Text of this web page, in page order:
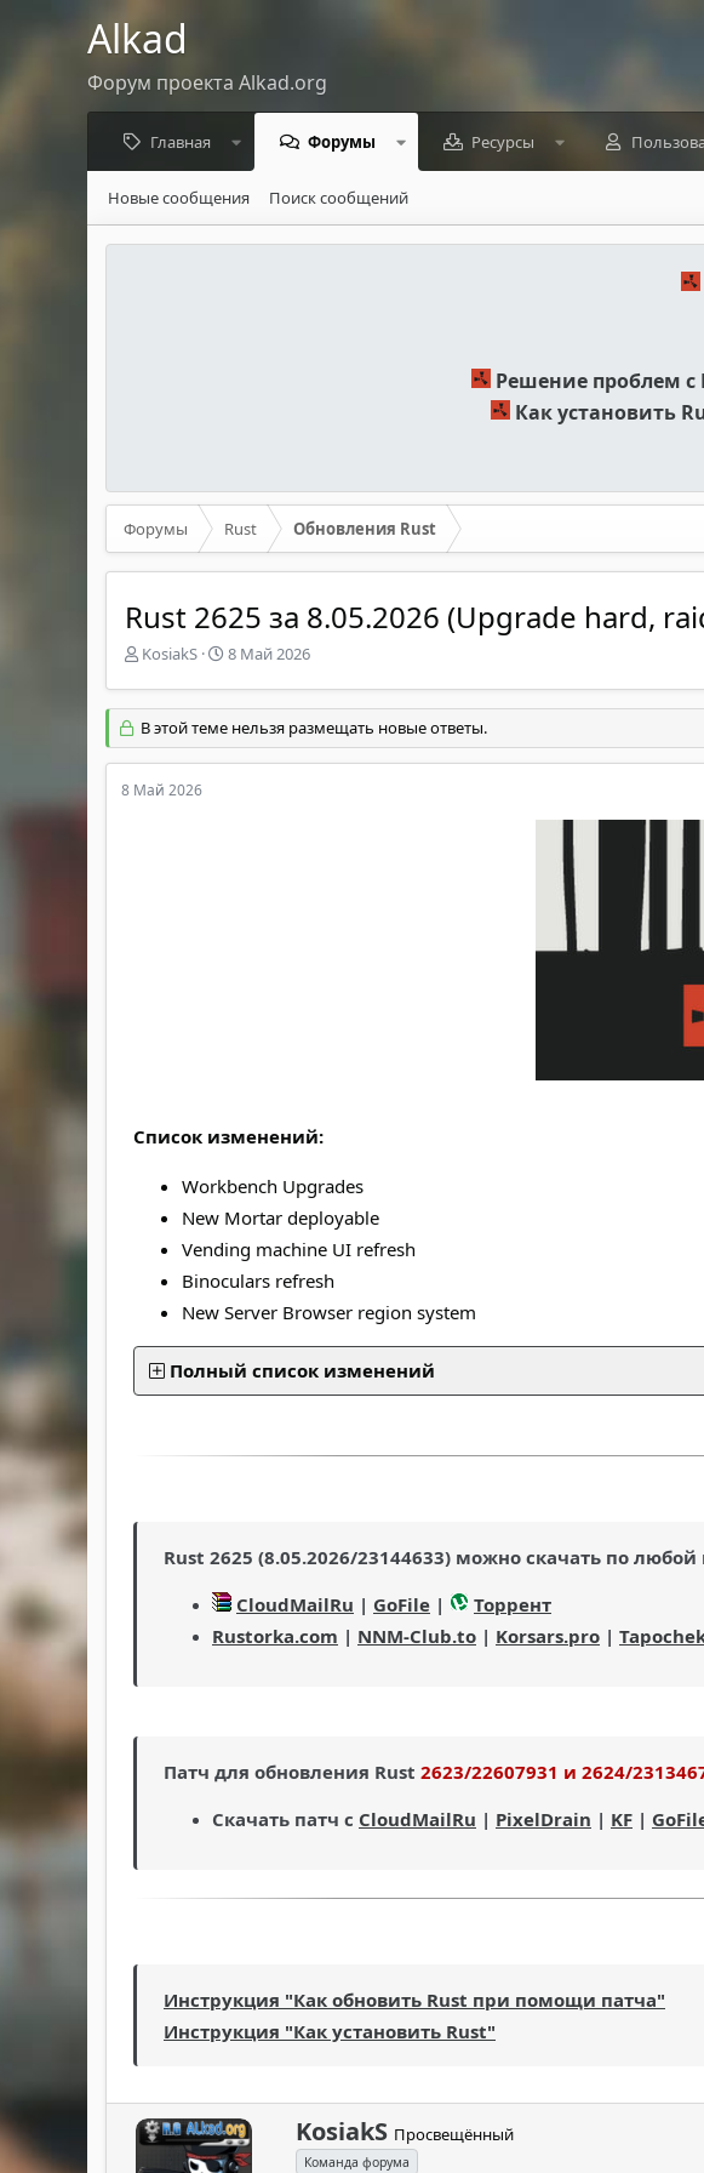
Alkad
Форум проекта Alkad.org
Главная Форумы Ресурсы
Новые сообщения Поиск сообщений
Решение проблем с
Как установить
Форумы Rust Обновления Rust
Rust 2625 за 8.05.2026 (Upgrade hard,
А
т
о
р
т
е
KosiakS
Д
т
н
а
8 Май 2026
В этой теме нельзя размещать новые ответы.
8 Май 2026
Список изменений:
Workbench Upgrades
New Mortar deployable
Vending machine UI refresh
Binoculars refresh
New Server Browser region system
Полный список изменений
Rust 2625 (8.05.2026/23144633) можно скачать по любой
CloudMailRu | GoFile |
Торрент
Rustorka.com | NNM-Club.to | Korsars.pro |
Патч для обновления Rust 2623/22607931 и 2624/
Скачать патч с CloudMailRu | PixelDrain | KF |
Инструкция "Как обновить Rust при помощи патча"
Инструкция "Как установить Rust"
А
в
KosiakS Просвещённый
Команда форума